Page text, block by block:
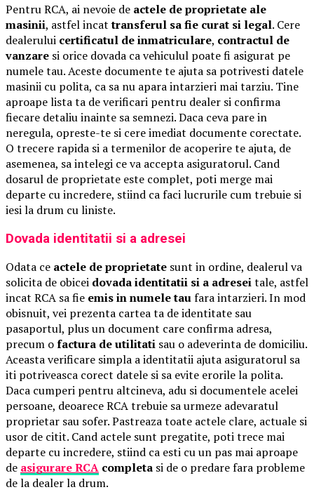
Pentru RCA, ai nevoie de actele de proprietate ale
masinii, astfel incattransferul sa fie curat si legal. Cere
dealerului certificatul de inmatriculare, contractul de
vanzare si orice dovada ca vehiculul poate fi asigurat pe
numele tau. Aceste documente te ajuta sa potrivesti datele
masinii cu polita, ca sa nu apara intarzieri mai tarziu. Tine
aproape lista ta de verificari pentru dealer si confirma
fiecare detaliu inainte sa semnezi. Daca ceva pare in
neregula, opreste-te si cere imediat documente corectate.
O trecere rapida si a termenilor de acoperire te ajuta, de
asemenea, sa intelegi ce va accepta asiguratorul. Cand
dosarul de proprietate este complet, poti merge mai
departe cu incredere, stiind ca faci lucrurile cum trebuie si
iesi la drum cu liniste.
Dovada identitatii si a adresei
Odata ce actele de proprietate sunt in ordine, dealerul va
solicita de obicei dovada identitatii si a adreseitale, astfel
incat RCA sa fie emis in numele taufara intarzieri. In mod
obisnuit, vei prezenta cartea ta de identitate sau
pasaportul, plus un document care confirma adresa,
precum ofactura de utilitati sau o adeverinta de domiciliu.
Aceasta verificare simpla a identitatii ajuta asiguratorul sa
iti potriveasca corect datele si sa evite erorile la polita.
Daca cumperi pentru altcineva, adu si documentele acelei
persoane, deoarece RCA trebuie sa urmeze adevaratul
proprietar sau sofer. Pastreaza toate actele clare, actuale si
usor de citit. Cand actele sunt pregatite, poti trece mai
departe cu incredere, stiind ca esti cu un pas mai aproape
de asigurare RCA completa si de o predare fara probleme
de la dealer la drum.